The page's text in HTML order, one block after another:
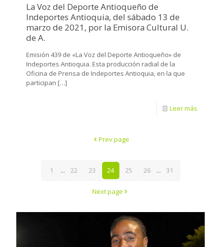
La Voz del Deporte Antioqueño de
Indeportes Antioquia, del sábado 13 de
marzo de 2021, por la Emisora Cultural U.
de A.
Emisión 439 de «La Voz del Deporte Antioqueño» de
Indeportes Antioquia. Esta producción radial de la
Oficina de Prensa de Indeportes Antioquia, en la que
participan […]
Leer más
Prev page
1 ... 22 23 24 25 26 ... 31
Next page